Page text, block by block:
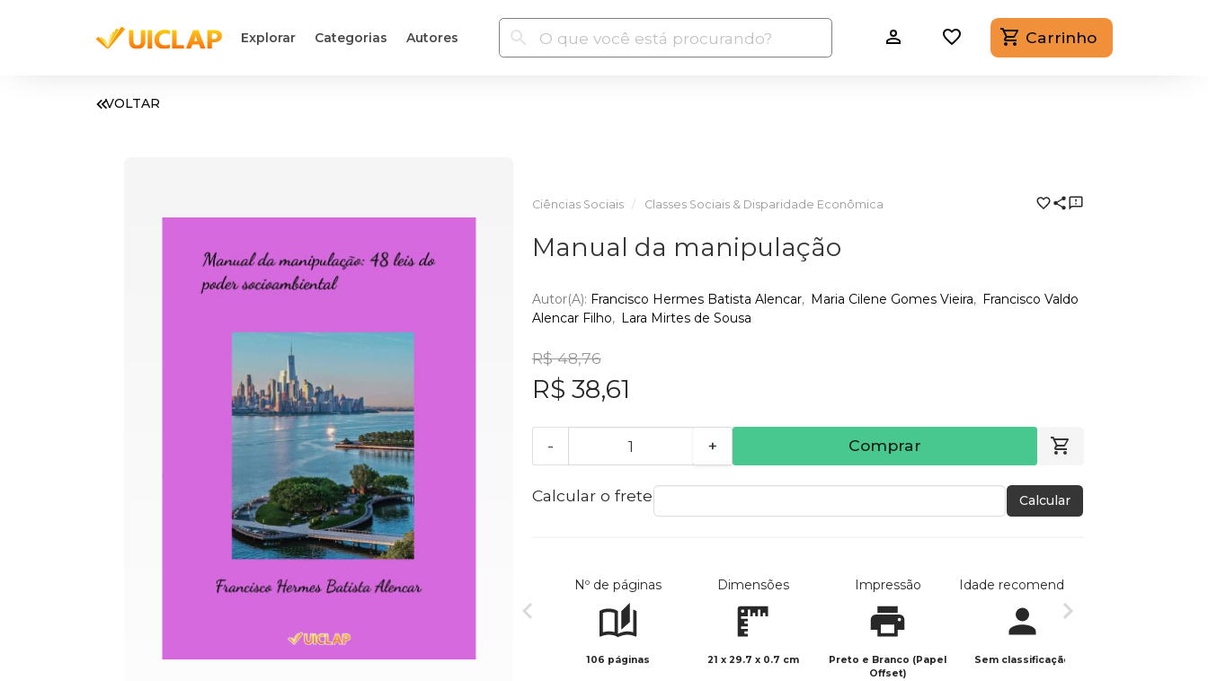
Explorar Categorias Autores Carrinho
VOLTAR
Ciências Sociais Classes Sociais & Disparidade Econômica
Manual da manipulação
Autor(a): Francisco Hermes Batista Alencar Maria Cilene Gomes Vieira
Francisco Valdo
Alencar Filho
Lara Mirtes de Sousa
R$ 48,76
R$ 38,61
- + Comprar
Calcular o frete Calcular
Nº de páginas
106 páginas
Dimensões
21 x 29.7 x 0.7 cm
Impressão
Preto e Branco (Papel
Offset)
Idade recomendada
Sem classificação